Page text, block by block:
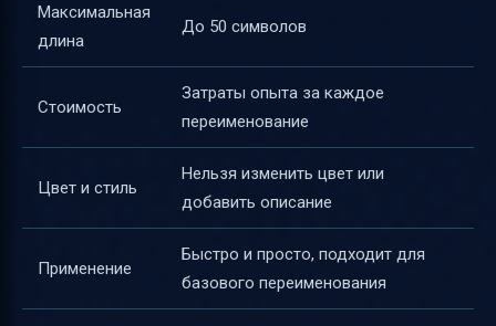
Максимальная
длина
До 50 символов
Стоимость
Затраты опыта за каждое
переименование
Цвет и стиль
Нельзя изменить цвет или
добавить описание
Применение
Быстро и просто, подходит для
базового переименования